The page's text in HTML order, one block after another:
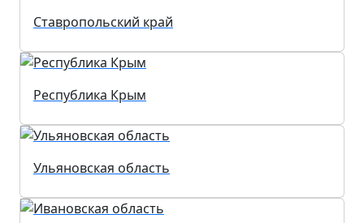
Ставропольский край
Республика Крым
Ульяновская область